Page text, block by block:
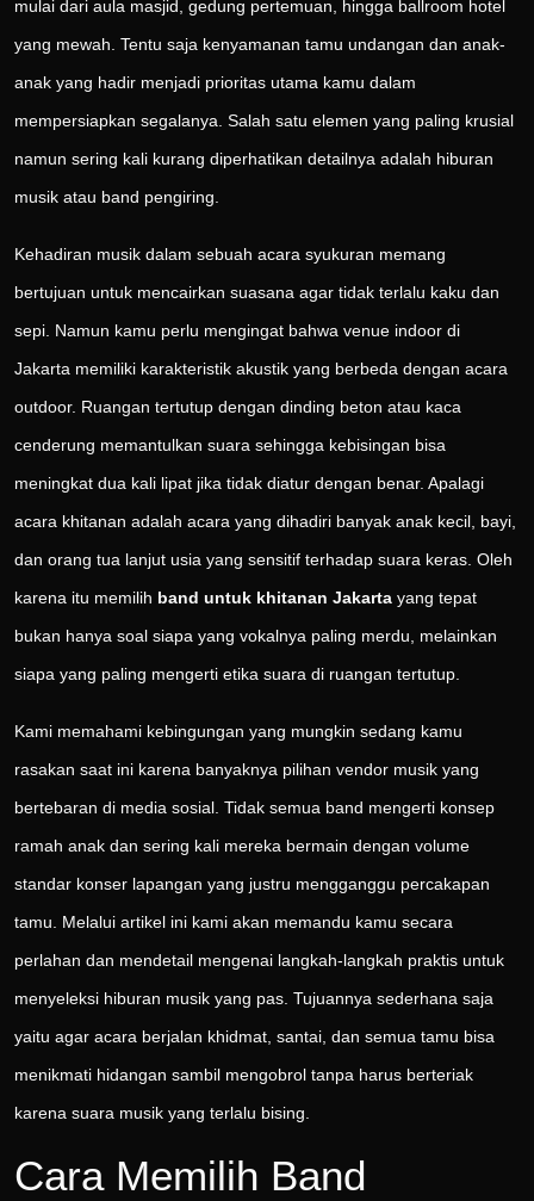
mulai dari aula masjid, gedung pertemuan, hingga ballroom hotel
yang mewah. Tentu saja kenyamanan tamu undangan dan anak-
anak yang hadir menjadi prioritas utama kamu dalam
mempersiapkan segalanya. Salah satu elemen yang paling krusial
namun sering kali kurang diperhatikan detailnya adalah hiburan
musik atau band pengiring.
Kehadiran musik dalam sebuah acara syukuran memang
bertujuan untuk mencairkan suasana agar tidak terlalu kaku dan
sepi. Namun kamu perlu mengingat bahwa venue indoor di
Jakarta memiliki karakteristik akustik yang berbeda dengan acara
outdoor. Ruangan tertutup dengan dinding beton atau kaca
cenderung memantulkan suara sehingga kebisingan bisa
meningkat dua kali lipat jika tidak diatur dengan benar. Apalagi
acara khitanan adalah acara yang dihadiri banyak anak kecil, bayi,
dan orang tua lanjut usia yang sensitif terhadap suara keras. Oleh
karena itu memilih band untuk khitanan Jakarta yang tepat
bukan hanya soal siapa yang vokalnya paling merdu, melainkan
siapa yang paling mengerti etika suara di ruangan tertutup.
Kami memahami kebingungan yang mungkin sedang kamu
rasakan saat ini karena banyaknya pilihan vendor musik yang
bertebaran di media sosial. Tidak semua band mengerti konsep
ramah anak dan sering kali mereka bermain dengan volume
standar konser lapangan yang justru mengganggu percakapan
tamu. Melalui artikel ini kami akan memandu kamu secara
perlahan dan mendetail mengenai langkah-langkah praktis untuk
menyeleksi hiburan musik yang pas. Tujuannya sederhana saja
yaitu agar acara berjalan khidmat, santai, dan semua tamu bisa
menikmati hidangan sambil mengobrol tanpa harus berteriak
karena suara musik yang terlalu bising.
Cara Memilih Band